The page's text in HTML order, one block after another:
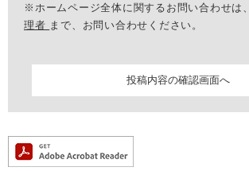
※ホームページ全体に関するお問い合わせは、
理者 まで、お問い合わせください。